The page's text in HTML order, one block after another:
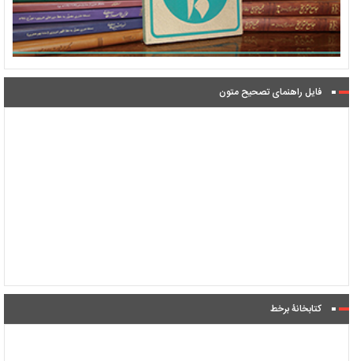
فایل راهنمای تصحیح متون
کتابخانۀ برخط